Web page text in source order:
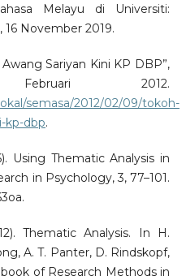
Melayu di Universiti:
16 November 2019.
Sariyan Kini KP DBP”,
2012.
semasa/2012/02/09/tokoh-
kp-dbp.
Using Thematic Analysis in
in Psychology, 3, 77–101.
Thematic Analysis. In H.
A. T. Panter, D. Rindskopf,
of Research Methods in